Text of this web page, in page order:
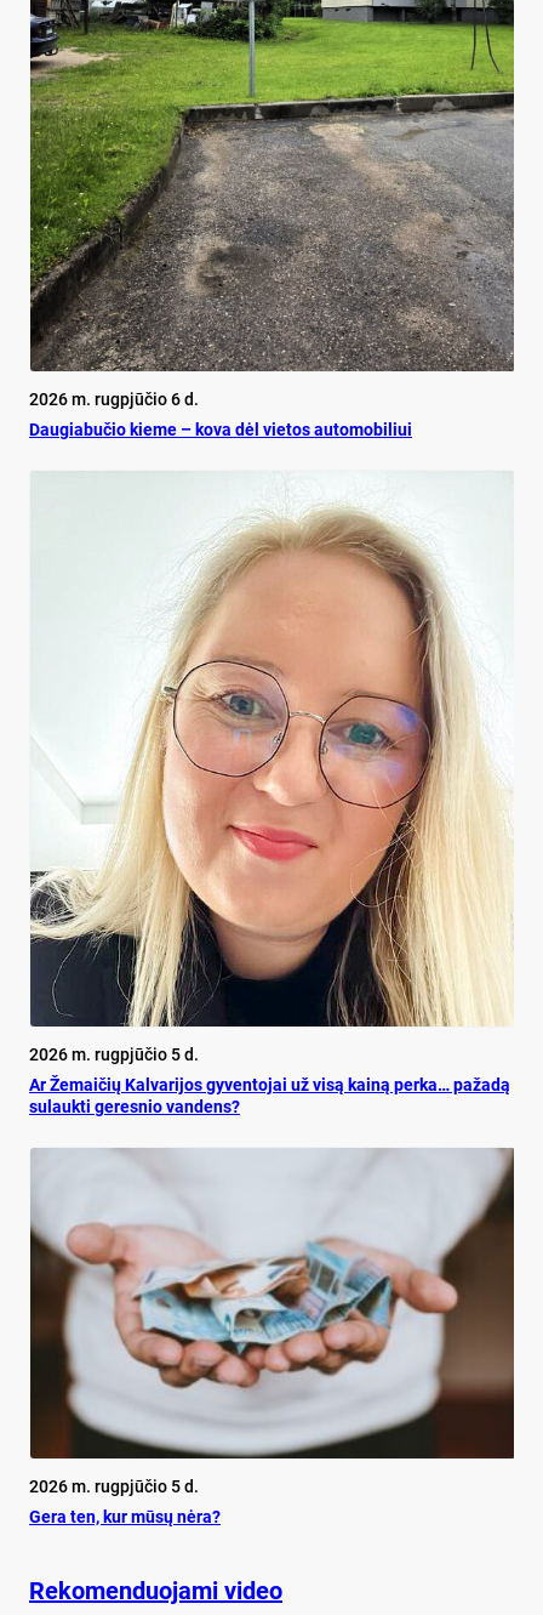
2026 m. rugpjūčio 6 d.
Dau­gia­bu­čio kie­me – ko­va dėl vie­tos au­to­mo­bi­liui
2026 m. rugpjūčio 5 d.
Ar Že­mai­čių Kal­va­ri­jos gy­ven­to­jai už vi­są kai­ną per­ka… pa­ža­dą
su­lauk­ti ge­res­nio van­dens?
2026 m. rugpjūčio 5 d.
Ge­ra ten, kur mū­sų nė­ra?
Rekomenduojami video